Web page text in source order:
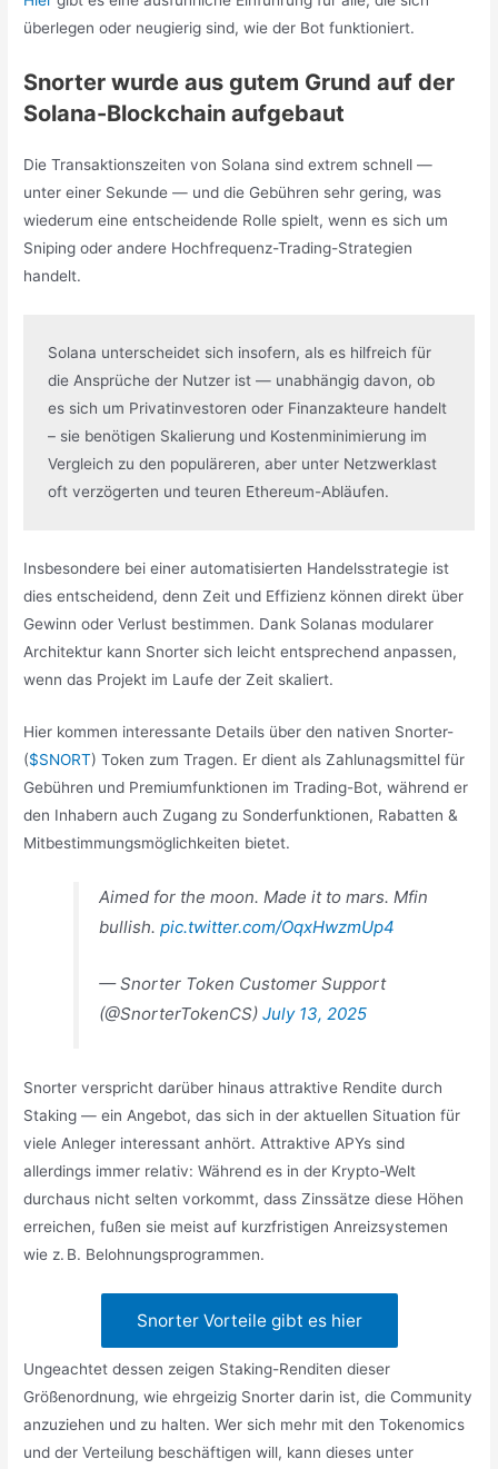
überlegen oder neugierig sind, wie der Bot funktioniert.
Snorter wurde aus gutem Grund auf der
Solana-Blockchain aufgebaut
Die Transaktionszeiten von Solana sind extrem schnell —
unter einer Sekunde — und die Gebühren sehr gering, was
wiederum eine entscheidende Rolle spielt, wenn es sich um
Sniping oder andere Hochfrequenz-Trading-Strategien
handelt.
Solana unterscheidet sich insofern, als es hilfreich für
die Ansprüche der Nutzer ist — unabhängig davon, ob
es sich um Privatinvestoren oder Finanzakteure handelt
– sie benötigen Skalierung und Kostenminimierung im
Vergleich zu den populäreren, aber unter Netzwerklast
oft verzögerten und teuren Ethereum-Abläufen.
Insbesondere bei einer automatisierten Handelsstrategie ist
dies entscheidend, denn Zeit und Effizienz können direkt über
Gewinn oder Verlust bestimmen. Dank Solanas modularer
Architektur kann Snorter sich leicht entsprechend anpassen,
wenn das Projekt im Laufe der Zeit skaliert.
Hier kommen interessante Details über den nativen Snorter-
($SNORT) Token zum Tragen. Er dient als Zahlunagsmittel für
Gebühren und Premiumfunktionen im Trading-Bot, während er
den Inhabern auch Zugang zu Sonderfunktionen, Rabatten &
Mitbestimmungsmöglichkeiten bietet.
Aimed for the moon. Made it to mars. Mfin
bullish.pic.twitter.com/OqxHwzmUp4
— Snorter Token Customer Support
(@SnorterTokenCS)July 13, 2025
Snorter verspricht darüber hinaus attraktive Rendite durch
Staking — ein Angebot, das sich in der aktuellen Situation für
viele Anleger interessant anhört. Attraktive APYs sind
allerdings immer relativ: Während es in der Krypto-Welt
durchaus nicht selten vorkommt, dass Zinssätze diese Höhen
erreichen, fußen sie meist auf kurzfristigen Anreizsystemen
wie z. B. Belohnungsprogrammen.
Snorter Vorteile gibt es hier
Ungeachtet dessen zeigen Staking-Renditen dieser
Größenordnung, wie ehrgeizig Snorter darin ist, die Community
anzuziehen und zu halten. Wer sich mehr mit den Tokenomics
und der Verteilung beschäftigen will, kann dieses unter